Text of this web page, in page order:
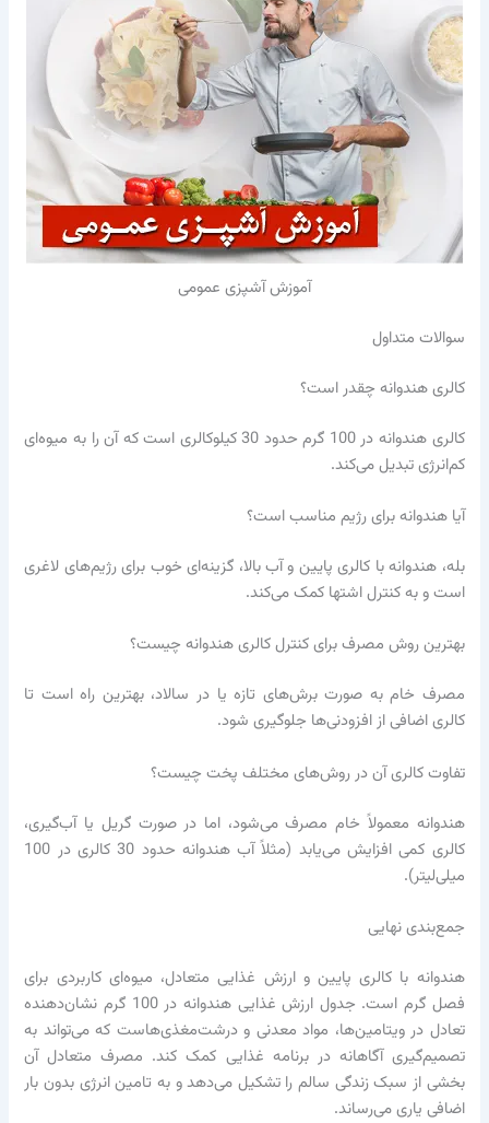
آموزش آشپزی عمومی
سوالات متداول
کالری هندوانه چقدر است؟
کالری هندوانه در 100 گرم حدود 30 کیلوکالری است که آن را به میوه‌ای
کم‌انرژی تبدیل می‌کند.
آیا هندوانه برای رژیم مناسب است؟
بله، هندوانه با کالری پایین و آب بالا، گزینه‌ای خوب برای رژیم‌های لاغری
است و به کنترل اشتها کمک می‌کند.
بهترین روش مصرف برای کنترل کالری هندوانه چیست؟
مصرف خام به صورت برش‌های تازه یا در سالاد، بهترین راه است تا
کالری اضافی از افزودنی‌ها جلوگیری شود.
تفاوت کالری آن در روش‌های مختلف پخت چیست؟
هندوانه معمولاً خام مصرف می‌شود، اما در صورت گریل یا آب‌گیری،
کالری کمی افزایش می‌یابد (مثلاً آب هندوانه حدود 30 کالری در 100
میلی‌لیتر).
جمع‌بندی نهایی
هندوانه با کالری پایین و ارزش غذایی متعادل، میوه‌ای کاربردی برای
فصل گرم است. جدول ارزش غذایی هندوانه در 100 گرم نشان‌دهنده
تعادل در ویتامین‌ها، مواد معدنی و درشت‌مغذی‌هاست که می‌تواند به
تصمیم‌گیری آگاهانه در برنامه غذایی کمک کند. مصرف متعادل آن
بخشی از سبک زندگی سالم را تشکیل می‌دهد و به تامین انرژی بدون بار
اضافی یاری می‌رساند.